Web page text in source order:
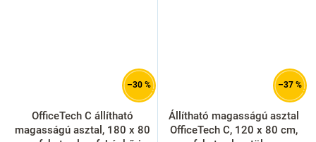
–30 %
OfficeTech C állítható
magasságú asztal, 180 x 80
–37 %
Állítható magasságú asztal
OfficeTech C, 120 x 80 cm,